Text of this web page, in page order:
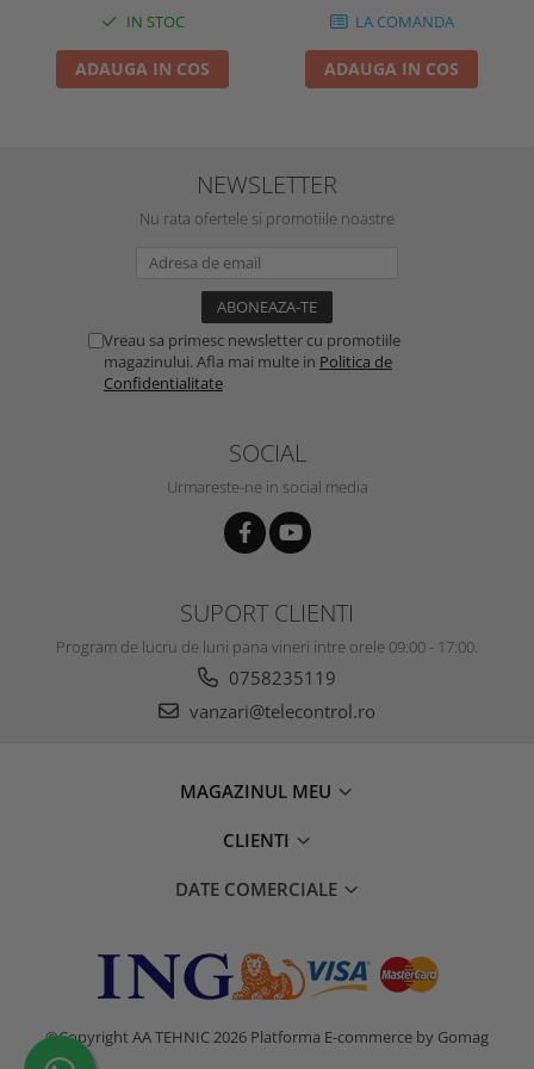
IN STOC
ADAUGA IN COS
LA COMANDA
ADAUGA IN COS
NEWSLETTER
Nu rata ofertele si promotiile noastre
Vreau sa primesc newsletter cu promotiile
magazinului. Afla mai multe in Politica de
Confidentialitate
SOCIAL
Urmareste-ne in social media
SUPORT CLIENTI
Program de lucru de luni pana vineri intre orele 09:00 - 17:00.
0758235119
vanzari@telecontrol.ro
MAGAZINUL MEU
CLIENTI
DATE COMERCIALE
©Copyright AA TEHNIC 2026 Platforma E-commerce by Gomag